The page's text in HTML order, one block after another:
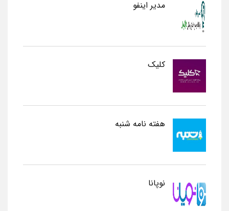
مدیر اینفو
کلیک
هفته نامه شنبه
نوپانا